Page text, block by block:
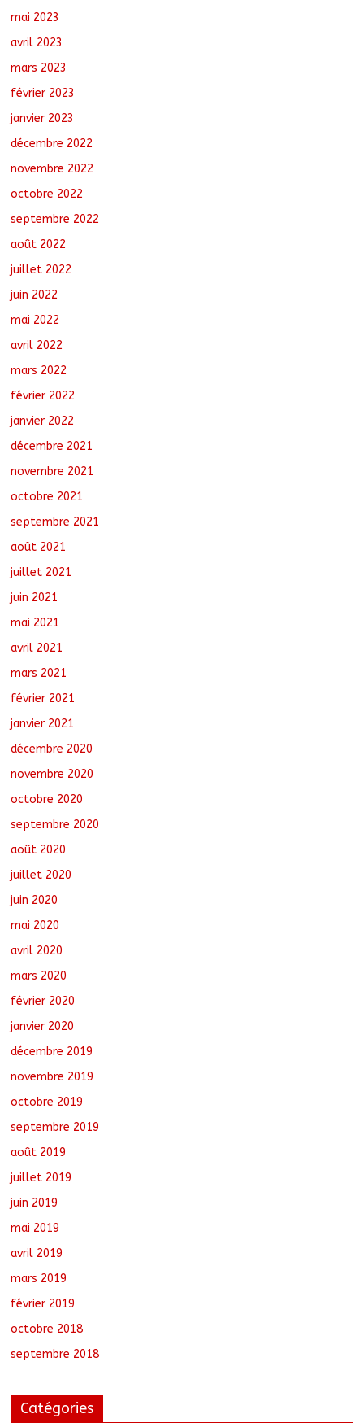
mai 2023
avril 2023
mars 2023
février 2023
janvier 2023
décembre 2022
novembre 2022
octobre 2022
septembre 2022
août 2022
juillet 2022
juin 2022
mai 2022
avril 2022
mars 2022
février 2022
janvier 2022
décembre 2021
novembre 2021
octobre 2021
septembre 2021
août 2021
juillet 2021
juin 2021
mai 2021
avril 2021
mars 2021
février 2021
janvier 2021
décembre 2020
novembre 2020
octobre 2020
septembre 2020
août 2020
juillet 2020
juin 2020
mai 2020
avril 2020
mars 2020
février 2020
janvier 2020
décembre 2019
novembre 2019
octobre 2019
septembre 2019
août 2019
juillet 2019
juin 2019
mai 2019
avril 2019
mars 2019
février 2019
octobre 2018
septembre 2018
Catégories